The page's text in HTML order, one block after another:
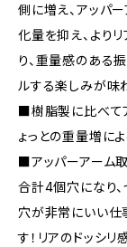
側に増え、アッパ
化量を抑え、より
り、重量感のある
ルする楽しみが味
■樹脂製に比べて
ょっとの重量増によ
■アッパーアーム
合計4個穴になり、
穴が非常にいい仕
す！リアのドッシリ